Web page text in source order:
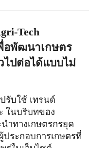
Tech
อพัฒนาเกษตร
ไปต่อได้แบบไม่
รับใช้ เทรนด์
ในบริบทของ
ำทางเกษตรกรยุค
ประกอบการเกษตรที่